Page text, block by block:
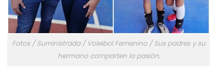
Fotos / Suministrada / Voleibol Femenino / Sus padres y su
hermano comparten la pasión.